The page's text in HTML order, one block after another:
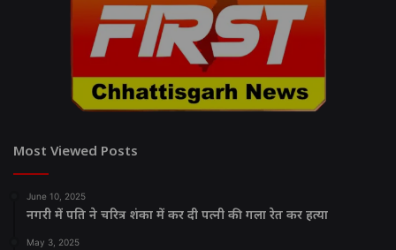
Most Viewed Posts
June 10, 2025
नगरी में पति ने चरित्र शंका में कर दी पत्नी की गला रेत कर हत्या
May 3, 2025